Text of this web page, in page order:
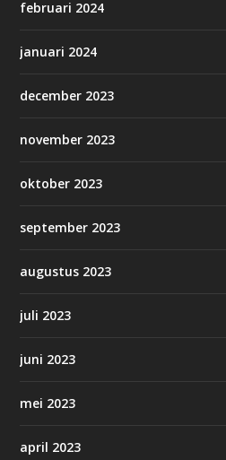
februari 2024
januari 2024
december 2023
november 2023
oktober 2023
september 2023
augustus 2023
juli 2023
juni 2023
mei 2023
april 2023